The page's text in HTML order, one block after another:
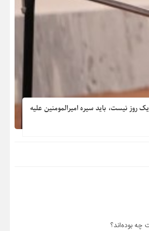
روز نیست، باید سیره امیرالمومنین علیه